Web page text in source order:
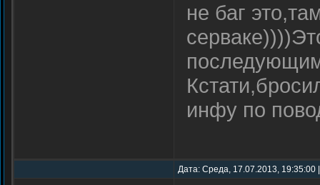
не баг
инфу по
Дата: Среда, 17.07.2013,